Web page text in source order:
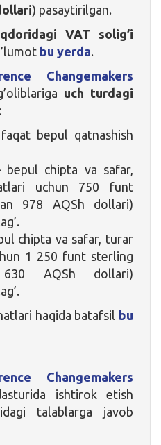
) pasaytirilgan.
VAT solig’i
bu yerda.
Changemakers
uch turdagi
bepul qatnashish
bepul chipta va safar,
uchun 750 funt
978 AQSh dollari)
chipta va safar, turar
1 250 funt sterling
AQSh dollari)
haqida batafsil bu
Changemakers
ishtirok etish
talablarga javob